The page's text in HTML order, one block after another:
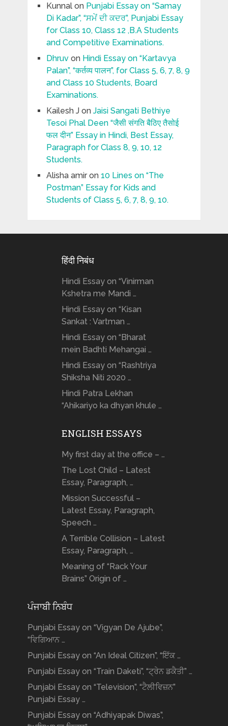
Kunnalon Punjabi Essay on “Samay
Di Kadar”, “ਸਮੇਂ ਦੀ ਕਦਰ”, Punjabi Essay
for Class 10, Class 12 ,B.A Students
and Competitive Examinations.
Dhruvon Hindi Essay on “Kartavya
Palan”, “कर्तव्य पालन”, for Class 5, 6, 7, 8, 9
and Class 10 Students, Board
Examinations.
Kailesh Jon Jaisi Sangati Bethiye
Tesoi Phal Deen “जैसी संगति बैठिए तैसोई
फल दीन” Essay in Hindi, Best Essay,
Paragraph for Class 8, 9, 10, 12
Students.
Alisha amiron 10 Lines on “The
Postman” Essay for Kids and
Students of Class 5, 6, 7, 8, 9, 10.
हिंदी निबंध
Hindi Essay on “Vinirman
Kshetra me Mandi …
Hindi Essay on “Kisan
Sankat : Vartman …
Hindi Essay on “Bharat
mein Badhti Mehangai …
Hindi Essay on “Rashtriya
Shiksha Niti 2020 …
Hindi Patra Lekhan
“Ahikariyo ka dhyan khule …
ENGLISH ESSAYS
My first day at the office – …
The Lost Child – Latest
Essay, Paragraph, …
Mission Successful –
Latest Essay, Paragraph,
Speech …
A Terrible Collision – Latest
Essay, Paragraph, …
Meaning of “Rack Your
Brains” Origin of …
ਪੰਜਾਬੀ ਨਿਬੰਧ
Punjabi Essay on “Vigyan De Ajube”,
“ਵਿਗਿਆਨ …
Punjabi Essay on “An Ideal Citizen”, “ਇੱਕ …
Punjabi Essay on “Train Daketi”, “ਟ੍ਰੇਨ ਡਕੈਤੀ” …
Punjabi Essay on “Television”, “ਟੈਲੀਵਿਜ਼ਨ”
Punjabi Essay …
Punjabi Essay on “Adhiyapak Diwas”,